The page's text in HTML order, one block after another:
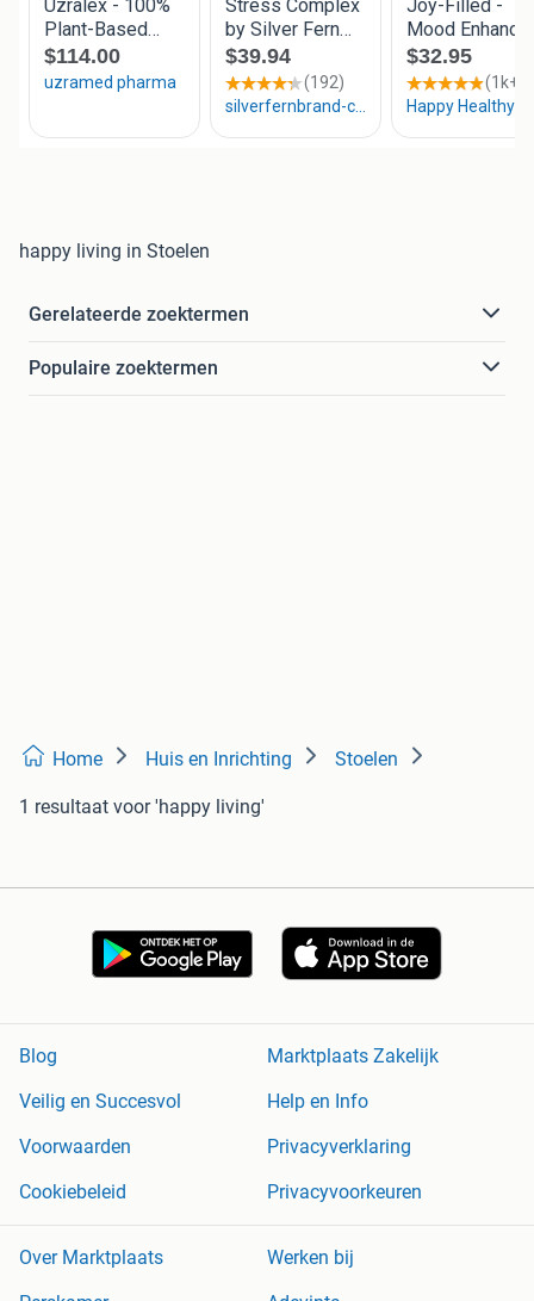
happy living in Stoelen
Gerelateerde zoektermen
Populaire zoektermen
Home Huis en Inrichting Stoelen
1 resultaat voor 'happy living'
Blog
Marktplaats Zakelijk
Veilig en Succesvol
Help en Info
Voorwaarden
Privacyverklaring
Cookiebeleid
Privacyvoorkeuren
Over Marktplaats
Werken bij